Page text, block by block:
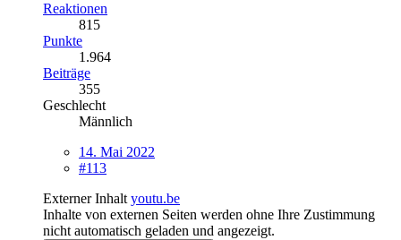
Reaktionen
815
Punkte
1.964
Beiträge
355
Geschlecht
Männlich
14. Mai 2022
#113
Externer Inhalt youtu.be
Inhalte von externen Seiten werden ohne Ihre Zustimmung
nicht automatisch geladen und angezeigt.